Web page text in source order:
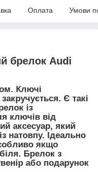
Оплата Умови
брелок Audi
Ключі
Є такі
із
ключів від
аксесуар, який
натовпу. Ідеально
якщо
Брелок з
або подарунок